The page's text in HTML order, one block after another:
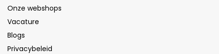
Onze webshops
Vacature
Blogs
Privacybeleid